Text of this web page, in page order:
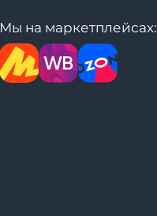
Мы на маркетплейсах: